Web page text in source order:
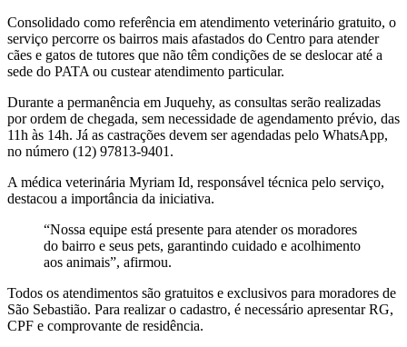
Consolidado como referência em atendimento veterinário gratuito, o
serviço percorre os bairros mais afastados do Centro para atender
cães e gatos de tutores que não têm condições de se deslocar até a
sede do PATA ou custear atendimento particular.
Durante a permanência em Juquehy, as consultas serão realizadas
por ordem de chegada, sem necessidade de agendamento prévio, das
11h às 14h. Já as castrações devem ser agendadas pelo WhatsApp,
no número (12) 97813-9401.
A médica veterinária Myriam Id, responsável técnica pelo serviço,
destacou a importância da iniciativa.
“Nossa equipe está presente para atender os moradores
do bairro e seus pets, garantindo cuidado e acolhimento
aos animais”, afirmou.
Todos os atendimentos são gratuitos e exclusivos para moradores de
São Sebastião. Para realizar o cadastro, é necessário apresentar RG,
CPF e comprovante de residência.